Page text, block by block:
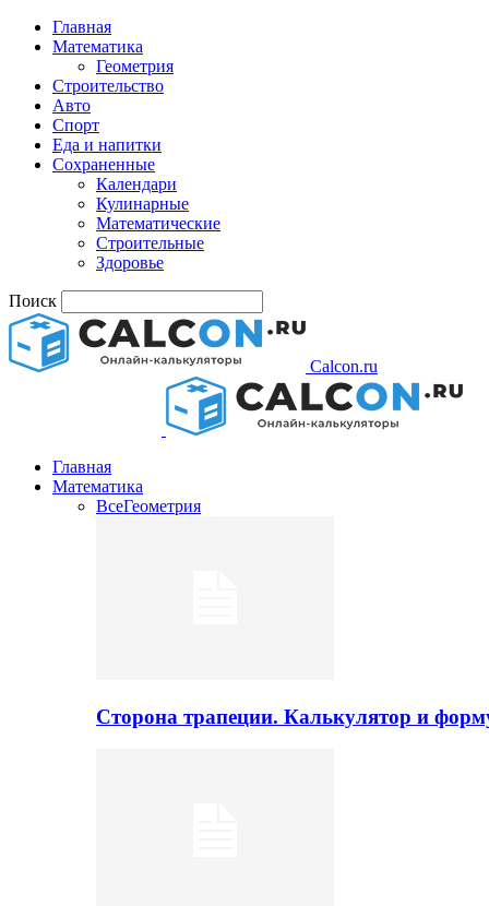
Главная
Математика
Геометрия
Строительство
Авто
Спорт
Еда и напитки
Сохраненные
Календари
Кулинарные
Математические
Строительные
Здоровье
Поиск
Calcon.ru
Главная
Математика
ВсеГеометрия
Сторона трапеции. Калькулятор и